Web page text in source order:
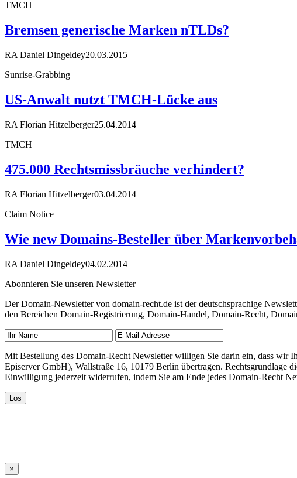
TMCH
Bremsen generische Marken nTLDs?
RA Daniel Dingeldey20.03.2015
Sunrise-Grabbing
US-Anwalt nutzt TMCH-Lücke aus
RA Florian Hitzelberger25.04.2014
TMCH
475.000 Rechtsmissbräuche verhindert?
RA Florian Hitzelberger03.04.2014
Claim Notice
Wie new Domains-Besteller über
RA Daniel Dingeldey04.02.2014
Abonnieren Sie unseren Newsletter
Der Domain-Newsletter von domain-recht.de ist der deutschsprachige
den Bereichen Domain-Registrierung, Domain-Handel, Domain-Recht,
Mit Bestellung des Domain-Recht Newsletter willigen Sie darin ein, dass wir
Episerver GmbH), Wallstraße 16, 10179 Berlin übertragen. Rechtsgrundlage
Einwilligung jederzeit widerrufen, indem Sie am Ende jedes Domain-Recht
×